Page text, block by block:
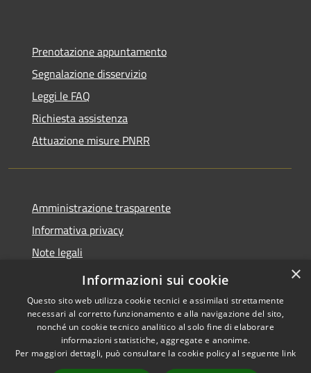
Prenotazione appuntamento
Segnalazione disservizio
Leggi le FAQ
Richiesta assistenza
Attuazione misure PNRR
Amministrazione trasparente
Informativa privacy
Note legali
Dichiarazione di accessibilità
Accessibilità
Copyright © 2026 • Comune di
Brusciano • Powered by
×
Informazioni sui cookie
Questo sito web utilizza cookie tecnici e assimilati strettamente
necessari al corretto funzionamento e alla navigazione del sito,
nonché un cookie tecnico analitico al solo fine di elaborare
informazioni statistiche, aggregate e anonime.
Per maggiori dettagli, può consultare la cookie policy al seguente link